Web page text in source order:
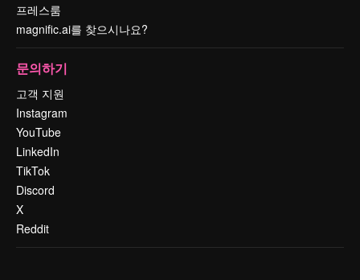
프레스룸
magnific.ai를 찾으시나요?
문의하기
고객 지원
Instagram
YouTube
LinkedIn
TikTok
Discord
X
Reddit